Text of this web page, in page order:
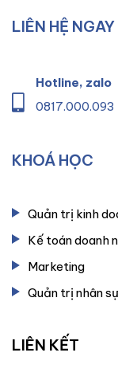
LIÊN HỆ NGAY
Hotline, zalo
0817.000.093
KHOÁ HỌC
Quản trị kinh
Kế toán doanh
Marketing
Quản trị nhân sự
LIÊN KẾT